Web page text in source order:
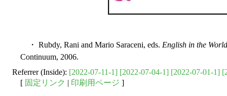
・ Rubdy, Rani and Mario Saraceni, eds. English in the
Continuum, 2006.
Referrer (Inside): [2022-07-11-1] [2022-07-04-1] [2022-07-01-1]
[ 固定リンク | 印刷用ページ ]